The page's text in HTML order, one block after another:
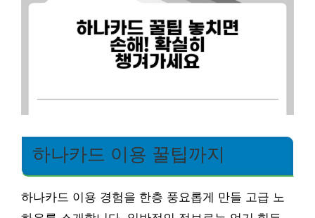
하나카드 이용 꿀팁까지
하나카드 이용 경험을 한층 풍요롭게 만들 고급 노